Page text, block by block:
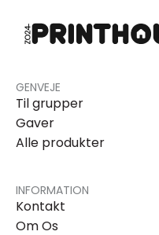
GENVEJE
Til grupper
Gaver
Alle produkter
INFORMATION
Kontakt
Om Os